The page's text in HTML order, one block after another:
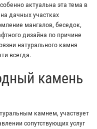
актуальна эта тема в
дачных участках
мангалов, беседок,
дизайна по причине
натурального камня
всегда.
камень
камнем, участвует
сопутствующих услуг